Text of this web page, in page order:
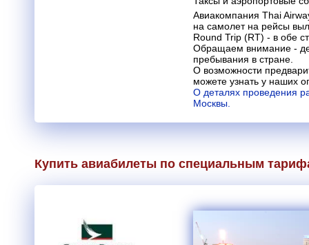
Авиакомпания Thai
на самолет на рейсы
Round Trip (RT) - в обе
Обращаем внимание -
пребывания в стране.
О возможности
можете узнать у наших
О деталях проведения
Москвы.
Купить авиабилеты по специальным